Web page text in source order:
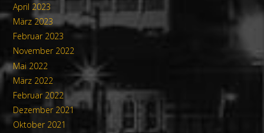
April 2023
März 2023
Februar 2023
November 2022
Mai 2022
März 2022
Februar 2022
Dezember 2021
Oktober 2021